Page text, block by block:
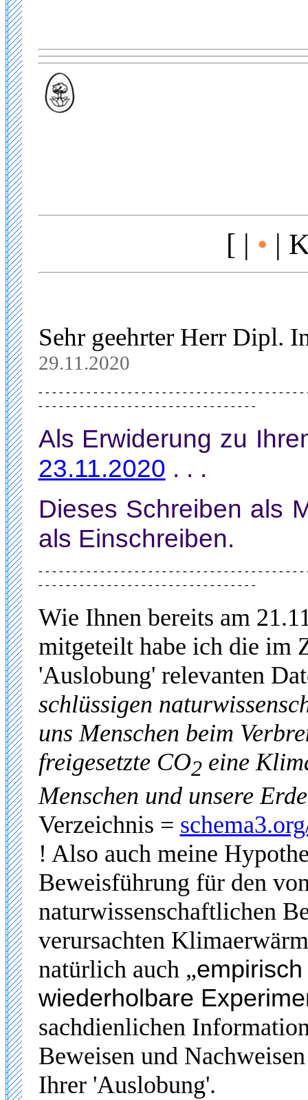
[ | • |
Sehr geehrter Herr Dipl.
29.11.2020
- - - - - - - - - - - - - - - - - - - - - - - - - - - - - - - - - - - - - -
- - - - - - - - - - - - - - - - - - - - - - - - - - - - - - - -
Als Erwiderung zu
23.11.2020 . . .
Dieses Schreiben als
als Einschreiben.
- - - - - - - - - - - - - - - - - - - - - - - - - - - - - - - - - - - - - -
- - - - - - - - - - - - - - - - - - - - - - - - - - - - - - - -
Wie Ihnen bereits am
mitgeteilt habe ich die im
'Auslobung' relevanten
schlüssigen
uns Menschen beim
freigesetzte CO2eine
Menschen und unsere
Verzeichnis =
! Also auch meine
Beweisführung für den
naturwissenschaftlichen
verursachten
natürlich auch „
wiederholbare
sachdienlichen
Beweisen und
Ihrer 'Auslobung'.